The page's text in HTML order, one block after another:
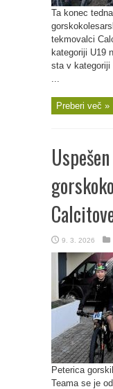
Ta konec
tekmovalci
kategoriji U19
sta v kategoriji
...
Preberi več »
9. 3. 2026
Peterica
Teama se je